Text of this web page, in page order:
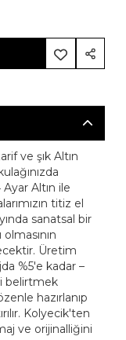
ve şık Altın
Altın ile
titiz el
sanatsal bir
Üretim
%5'e kadar –
belirtmek
hazırlanıp
Kolyecik'ten
ve orijinalliğini